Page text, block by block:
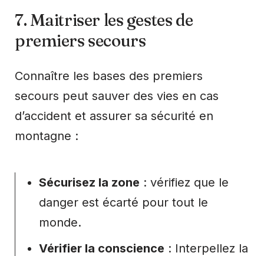
7. Maitriser les gestes de
premiers secours
Connaître les bases des premiers
secours peut sauver des vies en cas
d’accident et assurer sa sécurité en
montagne :
Sécurisez la zone : vérifiez que le
danger est écarté pour tout le
monde.
Vérifier la conscience : Interpellez la